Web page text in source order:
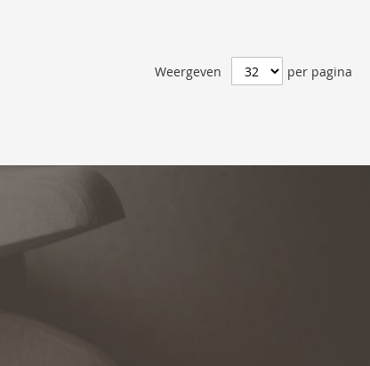
Weergeven per pagina